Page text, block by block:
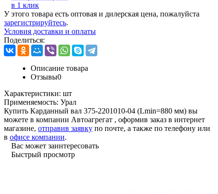
в 1 клик
У этого товара есть оптовая и дилерская цена, пожалуйста
зарегистрируйтесь.
Условия доставки и оплаты
Поделиться:
Описание товара
Отзывы0
Характеристики: шт
Применяемость: Урал
Купить Карданный вал 375-2201010-04 (Lmin=880 мм) вы
можете в компании Автоагрегат , оформив заказ в интернет
магазине, отправив заявку по почте, а также по телефону или
в офисе компании.
Вас может заинтересовать
Быстрый просмотр